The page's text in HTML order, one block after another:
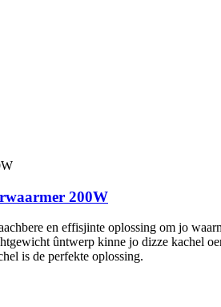
200W
en effisjinte oplossing om jo
ûntwerp kinne jo dizze kachel
is de perfekte oplossing.